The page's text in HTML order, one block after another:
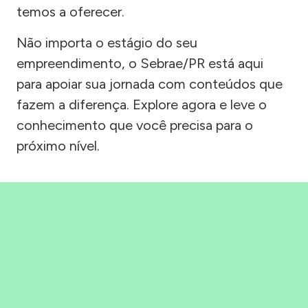
temos a oferecer.
Não importa o estágio do seu
empreendimento, o Sebrae/PR está aqui
para apoiar sua jornada com conteúdos que
fazem a diferença. Explore agora e leve o
conhecimento que você precisa para o
próximo nível.